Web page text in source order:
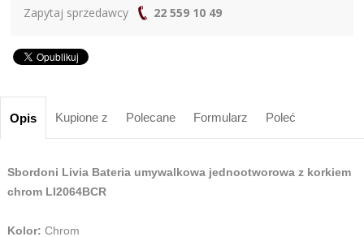
Zapytaj sprzedawcy 22 559 10 49
Opis Kupione z Polecane Formularz Poleć
Sbordoni Livia Bateria umywalkowa jednootworowa z korkiem
chrom LI2064BCR
Kolor: Chrom